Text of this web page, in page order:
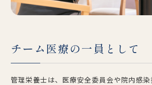
チーム医療の一員として
管理栄養士は、医療安全委員会や院内感